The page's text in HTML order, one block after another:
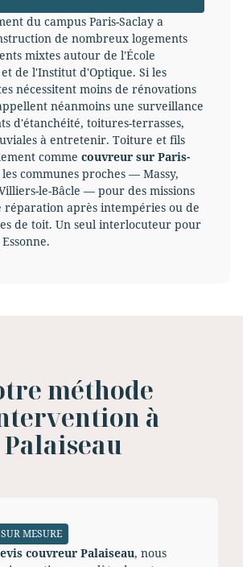
du campus Paris-Saclay a
de nombreux logements
mixtes autour de l'École
de l'Institut d'Optique. Si les
nécessitent moins de rénovations
néanmoins une surveillance
d'étanchéité, toitures-terrasses,
à entretenir. Toiture et fils
comme couvreur sur Paris-
communes proches — Massy,
le-Bâcle — pour des missions
après intempéries ou de
de toit. Un seul interlocuteur pour
méthode
à
Palaiseau
MESURE
couvreur Palaiseau, nous